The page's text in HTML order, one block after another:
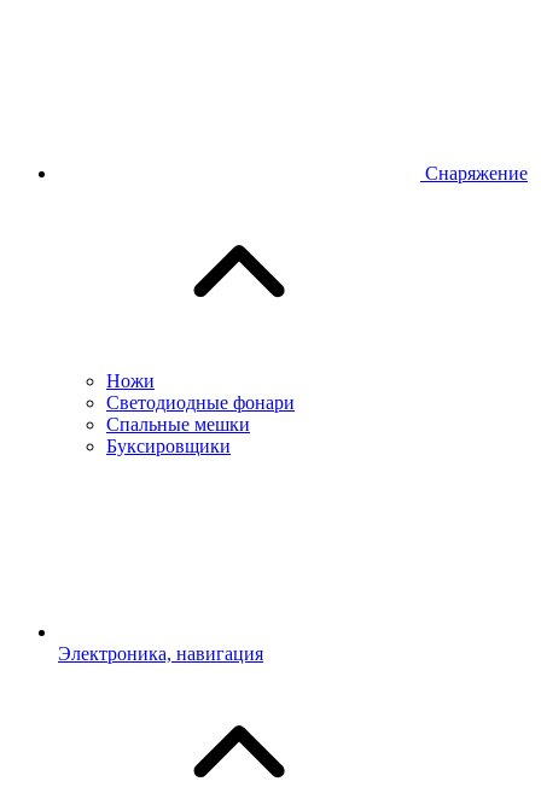
Снаряжение
Ножи
Светодиодные фонари
Спальные мешки
Буксировщики
Электроника, навигация